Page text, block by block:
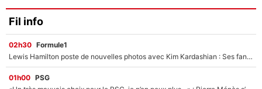
Fil info
02h30 Formule1
Lewis Hamilton poste de nouvelles photos avec Kim Kardashian : Ses fans le voient déjà redevenir champion du monde de F1 grâce à elle !
01h00 PSG